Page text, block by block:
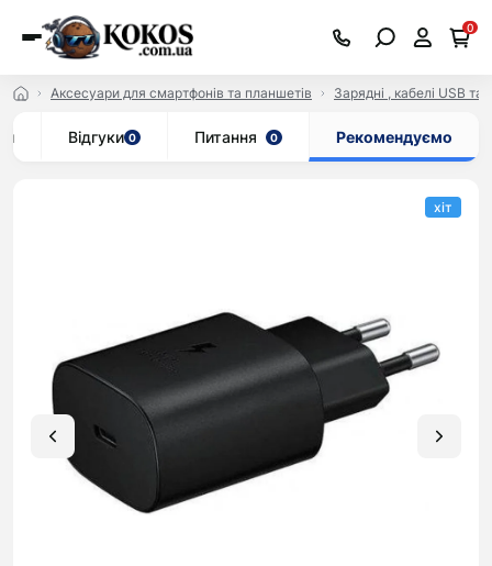
0
Аксесуари для смартфонів та планшетів Зарядні , кабелі USB та
Відгуки 0 Питання 0 Рекомендуємо
хіт